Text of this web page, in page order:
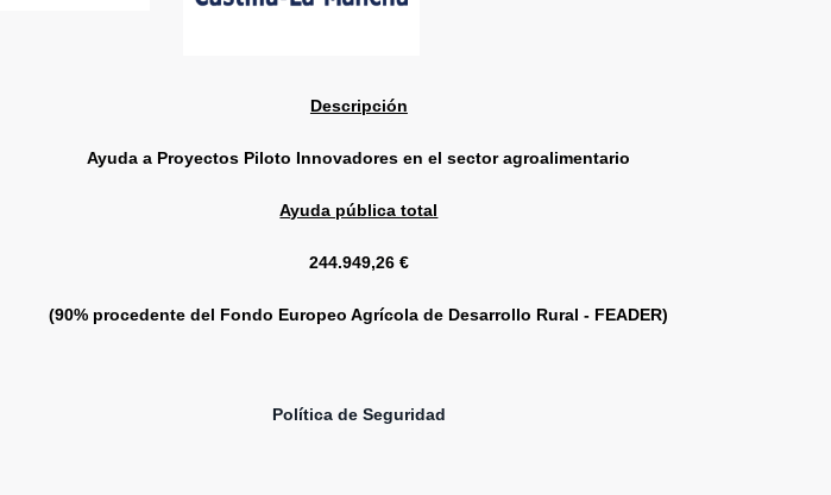
Descripción
Ayuda a Proyectos Piloto Innovadores en el sector agroalimentario
Ayuda pública total
244.949,26 €
(90% procedente del Fondo Europeo Agrícola de Desarrollo Rural - FEADER)
Política de Seguridad